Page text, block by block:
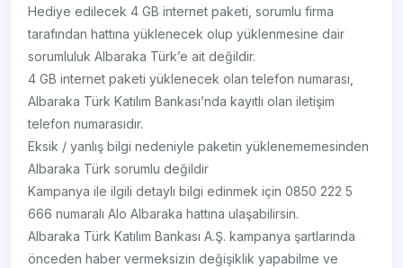
Hediye edilecek 4 GB internet paketi, sorumlu firma
tarafından hattına yüklenecek olup yüklenmesine dair
sorumluluk Albaraka Türk’e ait değildir.
4 GB internet paketi yüklenecek olan telefon numarası,
Albaraka Türk Katılım Bankası’nda kayıtlı olan iletişim
telefon numarasıdır.
Eksik / yanlış bilgi nedeniyle paketin yüklenememesinden
Albaraka Türk sorumlu değildir
Kampanya ile ilgili detaylı bilgi edinmek için 0850 222 5
666 numaralı Alo Albaraka hattına ulaşabilirsin.
Albaraka Türk Katılım Bankası A.Ş. kampanya şartlarında
önceden haber vermeksizin değişiklik yapabilme ve